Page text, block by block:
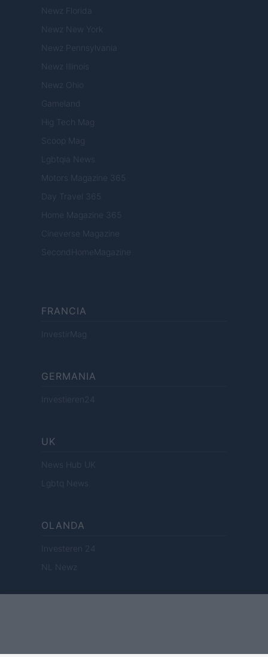
Newz Florida
Newz New York
Newz Pennsylvania
Newz Illinois
Newz Ohio
Gameland
Hig Tech Mag
Scoop Mag
Lgbtqia News
Motors Magazine 365
Day Travel 365
Home Magazine 365
Cineverse Magazine
SecondHomeMagazine
FRANCIA
InvestirMag
GERMANIA
Investieren24
UK
News Hub UK
Lgbtq News
OLANDA
Investeren 24
NL Newz